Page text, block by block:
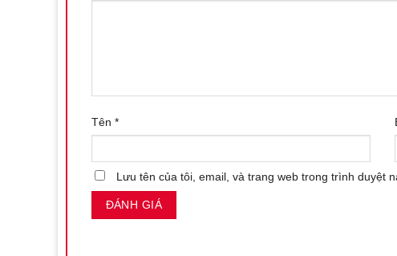
Tên *
Lưu tên của tôi, email, và trang web trong trình duyệt